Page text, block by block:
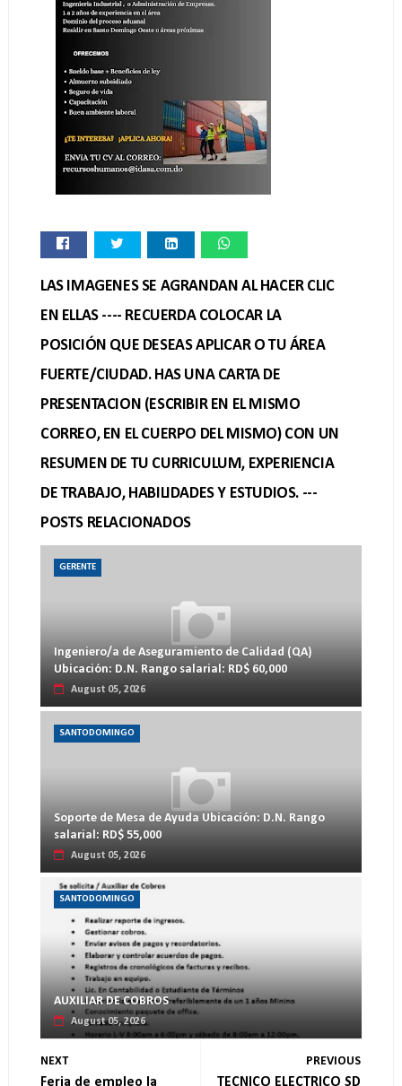
LAS IMAGENES SE AGRANDAN AL HACER CLIC
EN ELLAS ---- RECUERDA COLOCAR LA
POSICIÓN QUE DESEAS APLICAR O TU ÁREA
FUERTE/CIUDAD. HAS UNA CARTA DE
PRESENTACION (ESCRIBIR EN EL MISMO
CORREO, EN EL CUERPO DEL MISMO) CON UN
RESUMEN DE TU CURRICULUM, EXPERIENCIA
DE TRABAJO, HABILIDADES Y ESTUDIOS. ---
POSTS RELACIONADOS
GERENTE
Ingeniero/a de Aseguramiento de Calidad (QA)
Ubicación: D.N. Rango salarial: RD$ 60,000
August 05, 2026
SANTODOMINGO
Soporte de Mesa de Ayuda Ubicación: D.N. Rango
salarial: RD$ 55,000
August 05, 2026
SANTODOMINGO
AUXILIAR DE COBROS
August 05, 2026
NEXT
Feria de empleo la
PREVIOUS
TECNICO ELECTRICO SD